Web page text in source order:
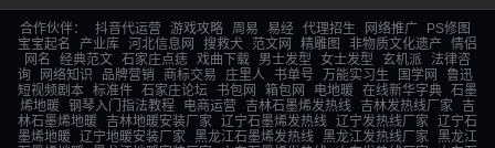
合作伙伴： 抖音代运营 游戏攻略 周易 易经 代理招生 网络推广
PS修图
宝宝起名
产业库 河北信息网 搜救犬 范文网 精雕图 非物质文化遗产
情侣
网名
经典范文 石家庄点痣 戏曲下载 男士发型 女士发型 玄机派
法律咨
询
网络知识 品牌营销 商标交易 庄里人 书单号 万能实习生 国学网
鲁迅
短视频剧本 标准件 石家庄论坛 书包网 箱包网 电地暖 在线新华字典 石墨
烯地暖 钢琴入门指法教程 电商运营 吉林石墨烯发热线 吉林发热线厂家
吉
林石墨烯地暖
吉林地暖安装厂家 辽宁石墨烯发热线 辽宁发热线厂家 辽宁石
墨烯地暖 辽宁地暖安装厂家 黑龙江石墨烯发热线 黑龙江发热线厂家 黑龙江